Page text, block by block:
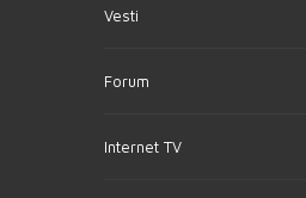
Vesti
Forum
Internet TV